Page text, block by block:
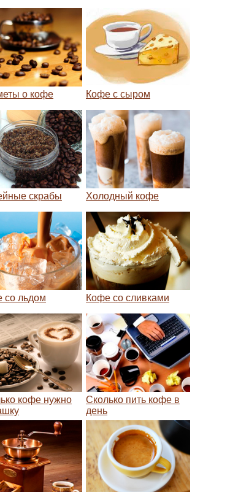
о кофе Кофе с сыром
скрабы Холодный кофе
со льдом Кофе со сливками
кофе нужно
Сколько пить кофе в
день